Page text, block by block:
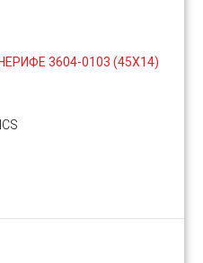
3604-0103 (45Х14)